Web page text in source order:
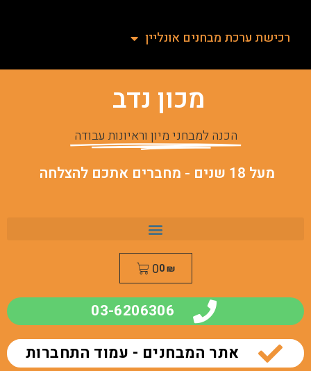
רכישת ערכת מבחנים אונליין
מכון נדב
הכנה למבחני מיון וראיונות עבודה
מעל 18 שנים - מחברים אתכם להצלחה
0₪
0
03-6206306
אתר המבחנים - עמוד התחברות